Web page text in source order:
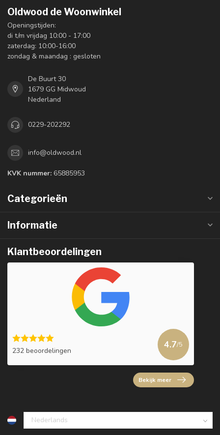
Oldwood de Woonwinkel
Openingstijden:
di t/m vrijdag 10:00 - 17:00
zaterdag: 10:00-16:00
zondag & maandag : gesloten
De Buurt 30
1679 GG Midwoud
Nederland
0229-202292
info@oldwood.nl
KVK nummer: 65885953
Categorieën
Informatie
Klantbeoordelingen
232 beoordelingen
4.7/5
Bekijk meer